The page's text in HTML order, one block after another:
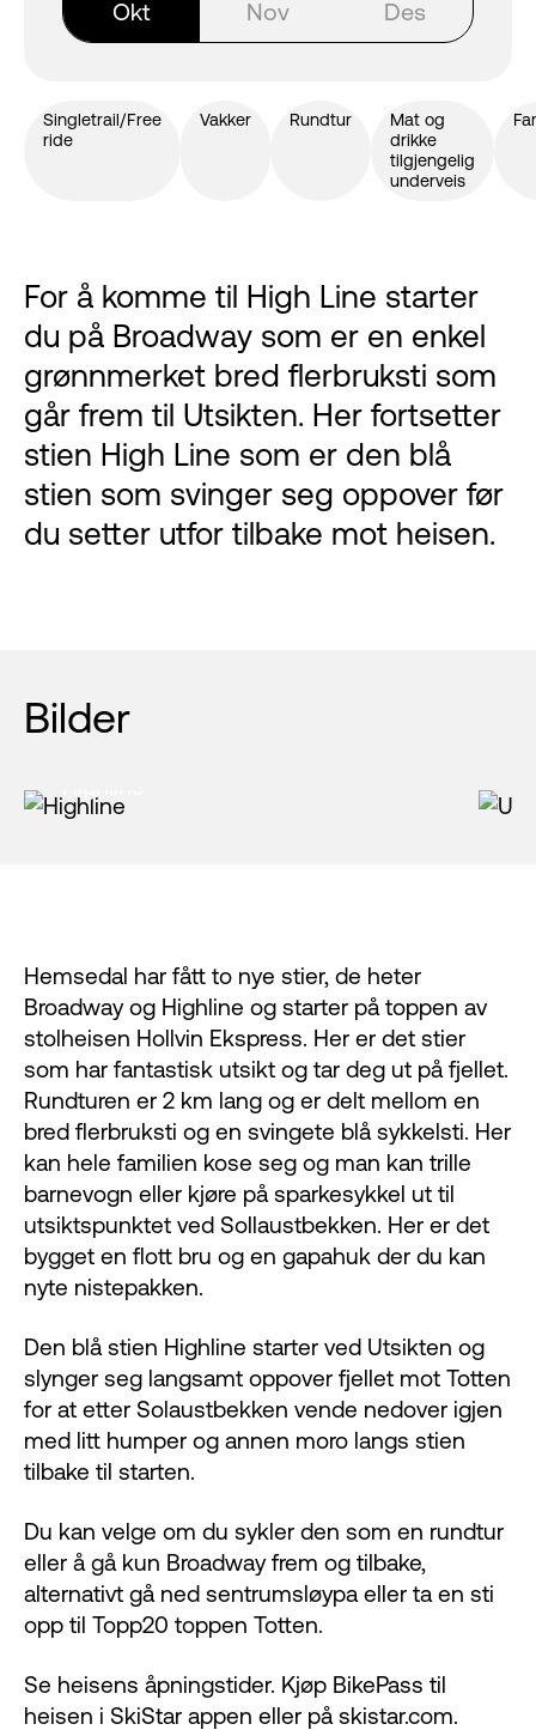
Okt Nov Des
Singletrail/Free
ride
Vakker Rundtur
Mat og
drikke
tilgjengelig
underveis
For å komme til High Line starter
du på Broadway som er en enkel
grønnmerket bred flerbruksti som
går frem til Utsikten. Her fortsetter
stien High Line som er den blå
stien som svinger seg oppover før
du setter utfor tilbake mot heisen.
Bilder
Hemsedal har fått to nye stier, de heter
Broadway og Highline og starter på toppen av
stolheisen Hollvin Ekspress. Her er det stier
som har fantastisk utsikt og tar deg ut på fjellet.
Rundturen er 2 km lang og er delt mellom en
bred flerbruksti og en svingete blå sykkelsti. Her
kan hele familien kose seg og man kan trille
barnevogn eller kjøre på sparkesykkel ut til
utsiktspunktet ved Sollaustbekken. Her er det
bygget en flott bru og en gapahuk der du kan
nyte nistepakken.
Den blå stien Highline starter ved Utsikten og
slynger seg langsamt oppover fjellet mot Totten
for at etter Solaustbekken vende nedover igjen
med litt humper og annen moro langs stien
tilbake til starten.
Du kan velge om du sykler den som en rundtur
eller å gå kun Broadway frem og tilbake,
alternativt gå ned sentrumsløypa eller ta en sti
opp til Topp20 toppen Totten.
Se heisens åpningstider. Kjøp BikePass til
heisen i SkiStar appen eller på skistar.com.